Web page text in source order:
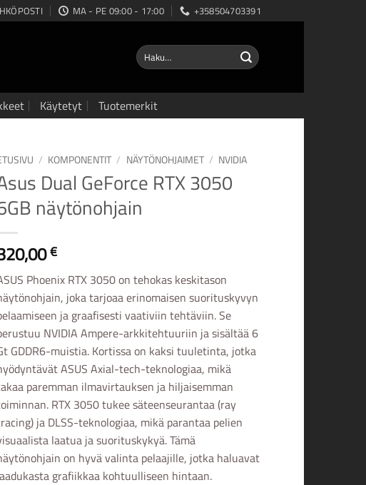
MA - PE 09:00 - 17:00 +358504703391
Etsi:
Käytetyt Tuotemerkit
/ KOMPONENTIT / NÄYTÖNOHJAIMET / NVIDIA
Dual GeForce RTX 3050
näytönohjain
€
Phoenix RTX 3050 on tehokas keskitason
joka tarjoaa erinomaisen suorituskyvyn
ja graafisesti vaativiin tehtäviin. Se
NVIDIA Ampere-arkkitehtuuriin ja sisältää 6
GDDR6-muistia. Kortissa on kaksi tuuletinta, jotka
ASUS Axial-tech-teknologiaa, mikä
paremman ilmavirtauksen ja hiljaisemman
RTX 3050 tukee säteenseurantaa (ray
ja DLSS-teknologiaa, mikä parantaa pelien
laatua ja suorituskykyä. Tämä
on hyvä valinta pelaajille, jotka haluavat
grafiikkaa kohtuulliseen hintaan.